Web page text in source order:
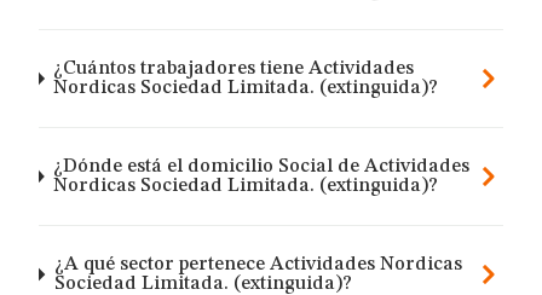
¿Cuántos trabajadores tiene Actividades
Nordicas Sociedad Limitada. (extinguida)?
¿Dónde está el domicilio Social de Actividades
Nordicas Sociedad Limitada. (extinguida)?
¿A qué sector pertenece Actividades Nordicas
Sociedad Limitada. (extinguida)?